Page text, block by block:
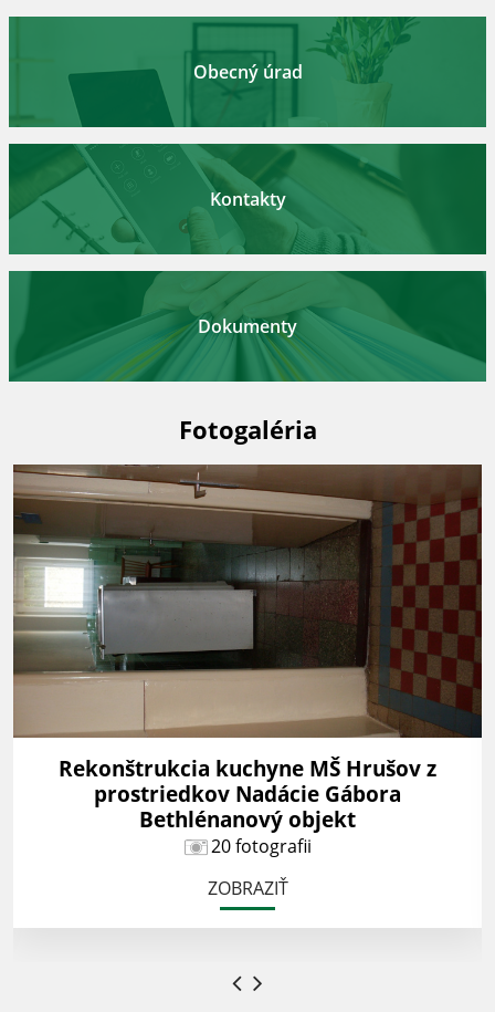
Obecný úrad
Kontakty
Dokumenty
Fotogaléria
Rekonštrukcia kuchyne MŠ Hrušov z
prostriedkov Nadácie Gábora
Bethlénanový objekt
20 fotografii
ZOBRAZIŤ